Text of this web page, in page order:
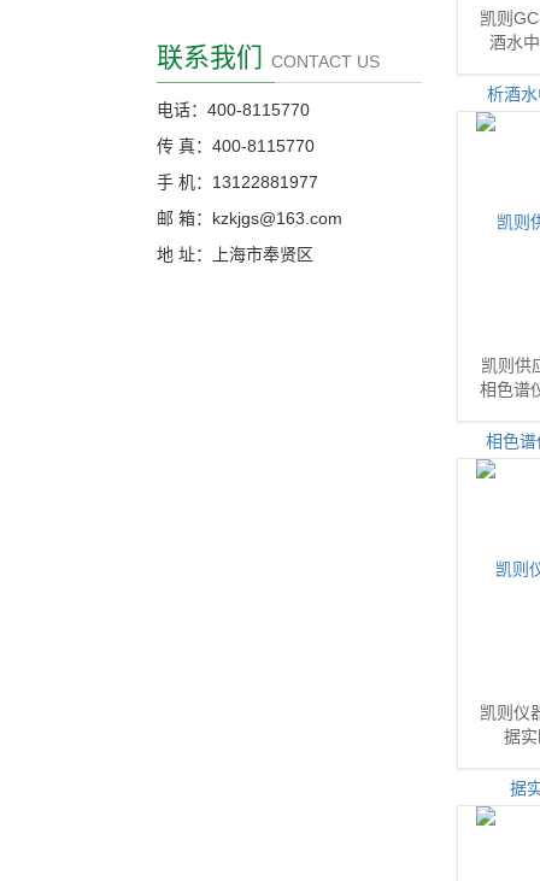
凯则
酒水
凯则供
相色谱
凯则仪
据
联系我们 CONTACT US
电话：400-8115770
传 真：400-8115770
手 机：13122881977
邮 箱：kzkjgs@163.com
地 址：上海市奉贤区